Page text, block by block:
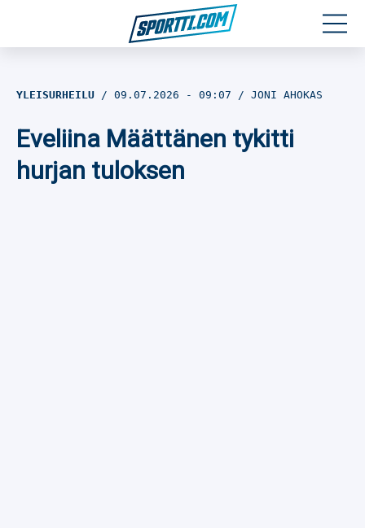
Jalkapallo
YLEISURHEILU 09.07.2026 - 09:07 JONI AHOKAS
Eveliina Määttänen tykitti
hurjan tuloksen